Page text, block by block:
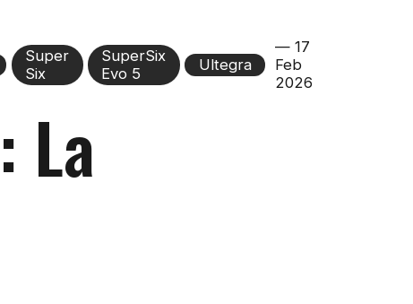
Super
Six
SuperSix
Evo 5
Ultegra
— 17
Feb
2026
La